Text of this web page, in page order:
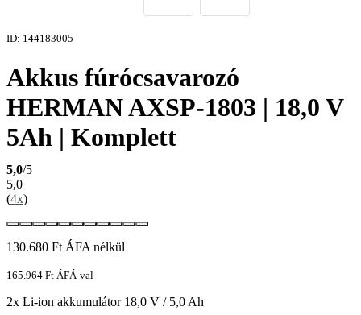
ID: 144183005
Akkus fúrócsavarozó
HERMAN AXSP-1803 | 18,0 V
5Ah | Komplett
5,0/5
5,0
(4x)
130.680 Ft ÁFA nélkül
165.964 Ft ÁFÁ-val
2x Li-ion akkumulátor 18,0 V / 5,0 Ah